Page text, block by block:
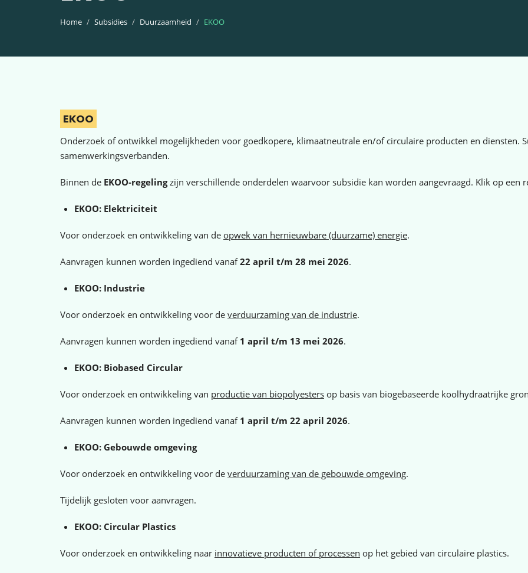
Home Subsidies Duurzaamheid EKOO
EKOO
Onderzoek of ontwikkel mogelijkheden voor goedkopere, klimaatneutrale en/of circulaire producten en diensten.
samenwerkingsverbanden.
Binnen de EKOO-regelingzijn verschillende onderdelen waarvoor subsidie kan worden aangevraagd. Klik op een
EKOO: Elektriciteit
Voor onderzoek en ontwikkeling van de opwek van hernieuwbare (duurzame) energie.
Aanvragen kunnen worden ingediend vanaf22 april t/m 28 mei 2026.
EKOO: Industrie
Voor onderzoek en ontwikkeling voor de verduurzaming van de industrie.
Aanvragen kunnen worden ingediend vanaf1 april t/m 13 mei 2026.
EKOO: Biobased Circular
Voor onderzoek en ontwikkeling van productie van biopolyesters op basis van biogebaseerde koolhydraatrijke
Aanvragen kunnen worden ingediend vanaf 1 april t/m 22 april 2026.
EKOO: Gebouwde omgeving
Voor onderzoek en ontwikkeling voor de verduurzaming van de gebouwde omgeving.
Tijdelijk gesloten voor aanvragen.
EKOO: Circular Plastics
Voor onderzoek en ontwikkeling naar innovatieve producten of processen op het gebied van circulaire plastics.